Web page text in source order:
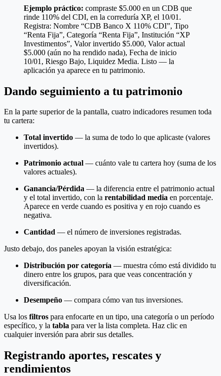
Ejemplo práctico: compraste $5.000 en un CDB que
rinde 110% del CDI, en la correduría XP, el 10/01.
Registra: Nombre “CDB Banco X 110% CDI”, Tipo
“Renta Fija”, Categoría “Renta Fija”, Institución “XP
Investimentos”, Valor invertido $5.000, Valor actual
$5.000 (aún no ha rendido nada), Fecha de inicio
10/01, Riesgo Bajo, Liquidez Media. Listo — la
aplicación ya aparece en tu patrimonio.
Dando seguimiento a tu patrimonio
En la parte superior de la pantalla, cuatro indicadores resumen toda
tu cartera:
Total invertido — la suma de todo lo que aplicaste (valores
invertidos).
Patrimonio actual — cuánto vale tu cartera hoy (suma de los
valores actuales).
Ganancia/Pérdida — la diferencia entre el patrimonio actual
y el total invertido, con la rentabilidad media en porcentaje.
Aparece en verde cuando es positiva y en rojo cuando es
negativa.
Cantidad — el número de inversiones registradas.
Justo debajo, dos paneles apoyan la visión estratégica:
Distribución por categoría — muestra cómo está dividido tu
dinero entre los grupos, para que veas concentración y
diversificación.
Desempeño — compara cómo van tus inversiones.
Usa los filtros para enfocarte en un tipo, una categoría o un período
específico, y la tabla para ver la lista completa. Haz clic en
cualquier inversión para abrir sus detalles.
Registrando aportes, rescates y
rendimientos